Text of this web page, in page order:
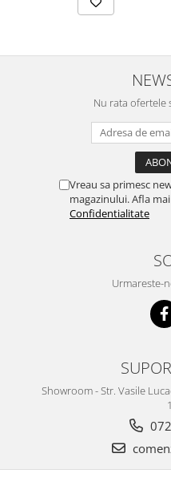
Surubelnite fine
Truse / Kituri Ceasornicar
Nu rata ofertele
Vreau sa primesc
magazinului. Afla
Confidentialitate
Urmareste-
Showroom - Str. Vasile